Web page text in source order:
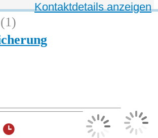
1
Kontaktdetails anzeigen